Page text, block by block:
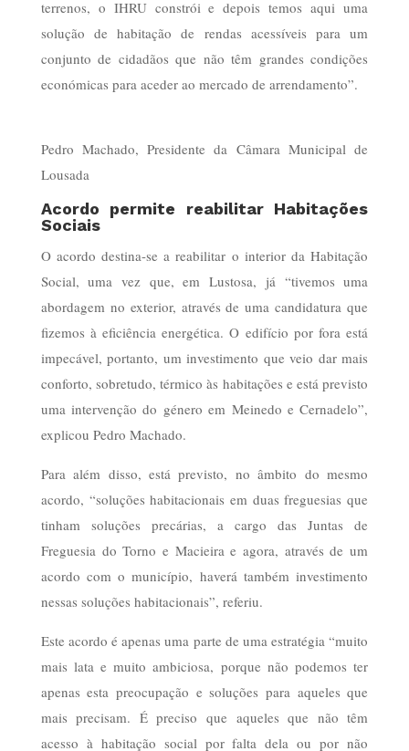
terrenos, o IHRU constrói e depois temos aqui uma
solução de habitação de rendas acessíveis para um
conjunto de cidadãos que não têm grandes condições
económicas para aceder ao mercado de arrendamento”.
Pedro Machado, Presidente da Câmara Municipal de
Lousada
Acordo permite reabilitar Habitações
Sociais
O acordo destina-se a reabilitar o interior da Habitação
Social, uma vez que, em Lustosa, já “tivemos uma
abordagem no exterior, através de uma candidatura que
fizemos à eficiência energética. O edifício por fora está
impecável, portanto, um investimento que veio dar mais
conforto, sobretudo, térmico às habitações e está previsto
uma intervenção do género em Meinedo e Cernadelo”,
explicou Pedro Machado.
Para além disso, está previsto, no âmbito do mesmo
acordo, “soluções habitacionais em duas freguesias que
tinham soluções precárias, a cargo das Juntas de
Freguesia do Torno e Macieira e agora, através de um
acordo com o município, haverá também investimento
nessas soluções habitacionais”, referiu.
Este acordo é apenas uma parte de uma estratégia “muito
mais lata e muito ambiciosa, porque não podemos ter
apenas esta preocupação e soluções para aqueles que
mais precisam. É preciso que aqueles que não têm
acesso à habitação social por falta dela ou por não